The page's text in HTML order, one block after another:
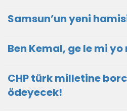
Samsun’un yeni
Ben Kemal, ge le mi
CHP türk milletine
ödeyecek!